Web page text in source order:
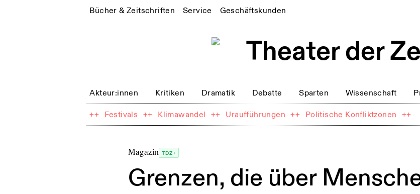
Bücher & Zeitschriften Service Geschäftskunden
Akteur:innen Kritiken Dramatik Debatte Sparten Wissenschaft
++ Festivals ++ Klimawandel ++ Uraufführungen ++ Politische Konfliktzonen ++
Magazin TDZ+
Grenzen, die über